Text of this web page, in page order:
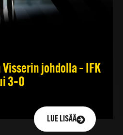
Visserin johdolla – IFK
3–0
LUE LISÄÄ